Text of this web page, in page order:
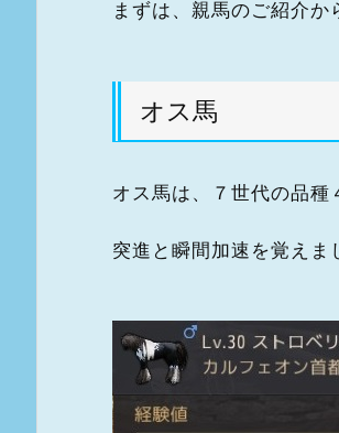
まずは、親馬のご紹介か
オス馬
オス馬は、７世代の品種
突進と瞬間加速を覚えま